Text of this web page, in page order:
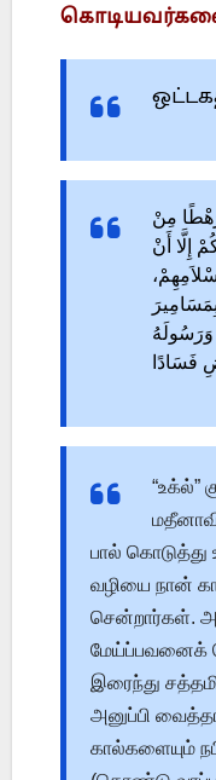
رَهْطًا مِنْ
إِلَّا أَنْ
وَرَسُولَهُ
فَسَادًا
“உக்ல்”
பால்
வழியை நான்
சென்றார்கள்.
மேய்ப்பவனைக்
இரைந்து
அனுப்பி
கால்களையும்